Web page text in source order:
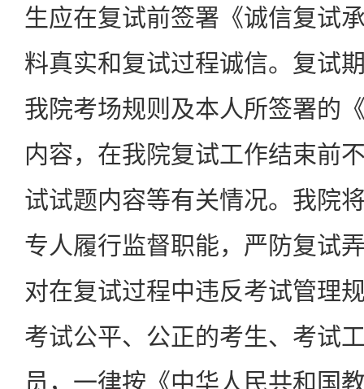
生应在复试前签署《诚信复试
料真实和复试过程诚信。复试
我院考场规则及本人所签署的
内容，在我院复试工作结束前
试试题内容等有关情况。我院
专人履行监督职能，严防复试
对在复试过程中违反考试管理
考试公平、公正的考生、考试
员，一律按《中华人民共和国